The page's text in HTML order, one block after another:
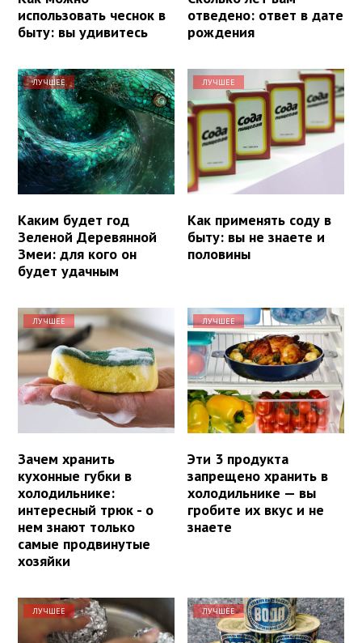
использовать чеснок в
быту: вы удивитесь
отведено: ответ в дате
рождения
ЛУЧШЕЕ
Каким будет год
Зеленой Деревянной
Змеи: для кого он
будет удачным
ЛУЧШЕЕ
Как применять соду в
быту: вы не знаете и
половины
ЛУЧШЕЕ
Зачем хранить
кухонные губки в
холодильнике:
интересный трюк - о
нем знают только
самые продвинутые
хозяйки
ЛУЧШЕЕ
Эти 3 продукта
запрещено хранить в
холодильнике — вы
гробите их вкус и не
знаете
ЛУЧШЕЕ ЛУЧШЕЕ